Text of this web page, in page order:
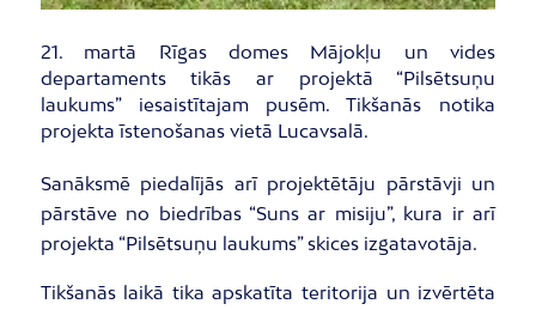
21. martā Rīgas domes Mājokļu un vides
departaments tikās ar projektā “Pilsētsuņu
laukums” iesaistītajam pusēm. Tikšanās notika
projekta īstenošanas vietā Lucavsalā.
Sanāksmē piedalījās arī projektētāju pārstāvji un
pārstāve no biedrības “Suns ar misiju”, kura ir arī
projekta “Pilsētsuņu laukums” skices izgatavotāja.
Tikšanās laikā tika apskatīta teritorija un izvērtēta